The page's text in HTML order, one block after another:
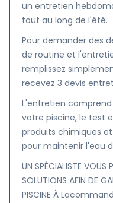
un entretien
tout au long de l'été.
Pour demander des
de routine et
remplissez
recevez 3 devis
L'entretien
votre piscine, le test
produits chimiques
pour maintenir l'eau
UN SPÉCIALISTE VOUS
SOLUTIONS AFIN DE
PISCINE À